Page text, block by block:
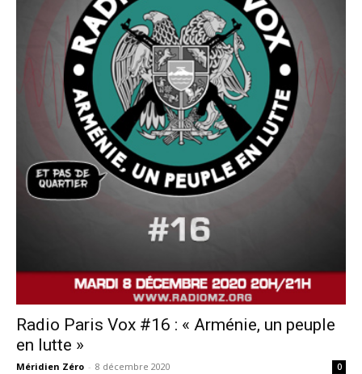
Radio Paris Vox #16 : « Arménie, un peuple
en lutte »
Méridien Zéro - 8 décembre 2020 0